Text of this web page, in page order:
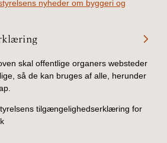
nyheder om byggeri og
skal offentlige organers websteder
så de kan bruges af alle, herunder
tilgængelighedserklæring for